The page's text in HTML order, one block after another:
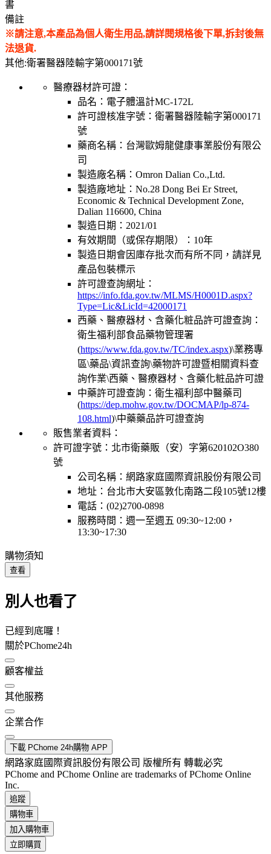
書
備註
※請注意,本產品為個人衛生用品,請詳閱規格後下單,拆封後無
法退貨.
其他:衛署醫器陸輸字第000171號
醫療器材許可證：
品名： 電子體溫計MC-172L
許可證核准字號： 衛署醫器陸輸字第000171
號
藥商名稱： 台灣歐姆龍健康事業股份有限公
司
製造廠名稱： Omron Dalian Co.,Ltd.
製造廠地址： No.28 Dong Bei Er Street,
Economic & Technical Development Zone,
Dalian 116600, China
製造日期： 2021/01
有效期間（或保存期限）： 10年
製造日期會因庫存批次而有所不同，請詳見
產品包裝標示
許可證查詢網址：
https://info.fda.gov.tw/MLMS/H0001D.aspx?
Type=Lic&LicId=42000171
西藥、醫療器材、含藥化粧品許可證查詢：
衛生福利部食品藥物管理署
(https://www.fda.gov.tw/TC/index.aspx)\業務專
區\藥品\資訊查詢\藥物許可證暨相關資料查
詢作業\西藥、醫療器材、含藥化粧品許可證
中藥許可證查詢：衛生福利部中醫藥司
(https://dep.mohw.gov.tw/DOCMAP/lp-874-
108.html)\中藥藥品許可證查詢
販售業者資料：
許可證字號：北市衛藥販（安）字第620102O380
號
公司名稱：網路家庭國際資訊股份有限公司
地址：台北市大安區敦化南路二段105號12樓
電話：(02)2700-0898
服務時間：週一至週五 09:30~12:00，
13:30~17:30
購物須知
查看
別人也看了
已經到底囉！
關於PChome24h
顧客權益
其他服務
企業合作
下載 PChome 24h購物 APP
網路家庭國際資訊股份有限公司 版權所有 轉載必究
PChome and PChome Online are trademarks of PChome Online
Inc.
追蹤
購物車
加入購物車
立即購買